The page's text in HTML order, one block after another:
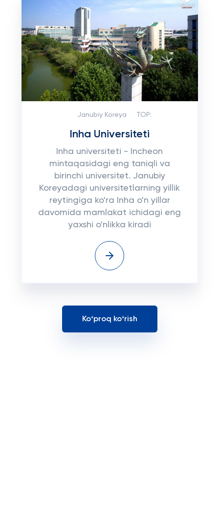
Janubiy Koreya TOP:
Inha Universiteti
Inha universiteti - Incheon
mintaqasidagi eng taniqli va
birinchi universitet. Janubiy
Koreyadagi universitetlarning yillik
reytingiga ko'ra Inha o'n yillar
davomida mamlakat ichidagi eng
yaxshi o'nlikka kiradi
Koʻproq koʻrish